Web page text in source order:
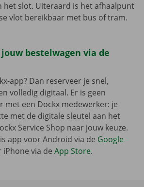
het slot. Uiteraard is het afhaalpunt
vlot bereikbaar met bus of tram.
jouw bestelwagen via de
app? Dan reserveer je snel,
volledig digitaal. Er is geen
met een Dockx medewerker: je
met de digitale sleutel aan het
Service Shop naar jouw keuze.
app voor Android via de Google
iPhone via de App Store.